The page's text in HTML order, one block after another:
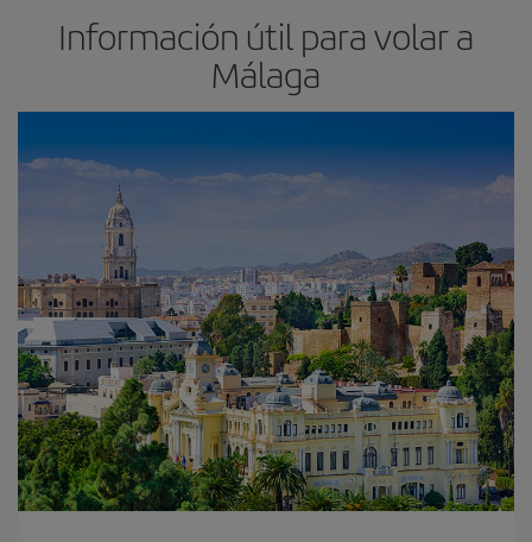
Información útil para volar a
Málaga